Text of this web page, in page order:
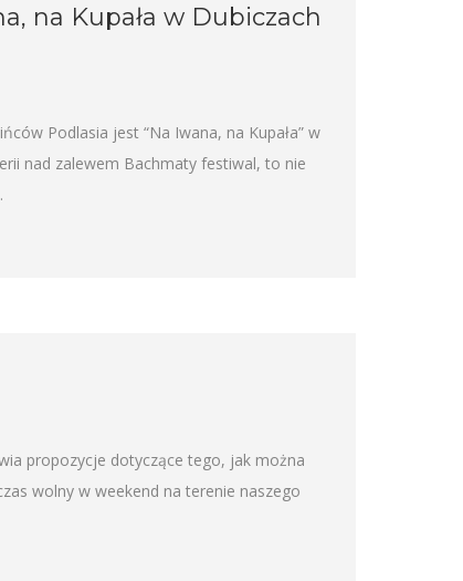
na Kupała w Dubiczach
Podlasia jest “Na Iwana, na Kupała” w
nad zalewem Bachmaty festiwal, to nie
propozycje dotyczące tego, jak można
wolny w weekend na terenie naszego